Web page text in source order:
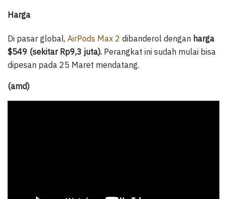
Harga
Di pasar global, AirPods Max 2 dibanderol dengan harga
$549 (sekitar Rp9,3 juta). Perangkat ini sudah mulai bisa
dipesan pada 25 Maret mendatang.
(amd)